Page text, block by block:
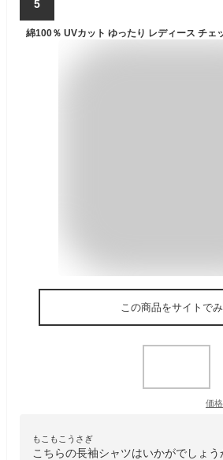
5
この商品をサイトで
価
もこもこうさぎ
こちらの長袖シャツはいかがでしょ